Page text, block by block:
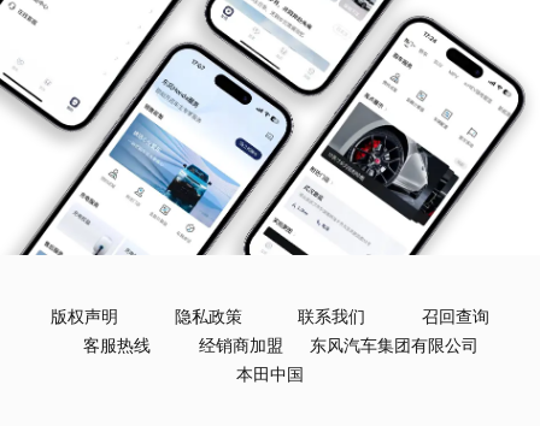
版权声明 隐私政策 联系我们
召回查询
客服热线
经销商加盟
东风汽车集团有限公司
本田中国